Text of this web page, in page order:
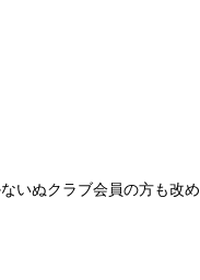
いぬクラブ会員の方も改め